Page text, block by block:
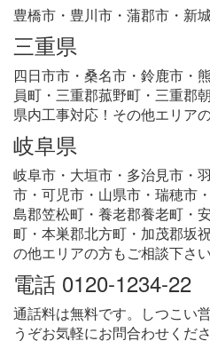
豊橋市・豊川市・蒲郡市・新
三重県
四日市市・桑名市・鈴鹿市・
員町・三重郡菰野町・三重郡
県内工事対応！その他エリア
岐阜県
岐阜市・大垣市・多治見市・
市・可児市・山県市・瑞穂市
島郡笠松町・養老郡養老町・
町・本巣郡北方町・加茂郡坂
の他エリアの方もご相談下さい
電話 0120-1234-22
通話料は無料です。しつこい
うぞお気軽にお問合わせくださ